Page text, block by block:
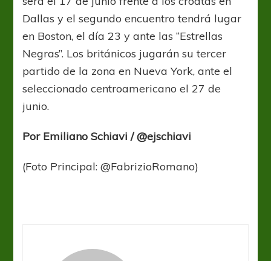
Dallas y el segundo encuentro tendrá lugar
en Boston, el día 23 y ante las “Estrellas
Negras”. Los británicos jugarán su tercer
partido de la zona en Nueva York, ante el
seleccionado centroamericano el 27 de
junio.
Por Emiliano Schiavi / @ejschiavi
(Foto Principal: @FabrizioRomano)